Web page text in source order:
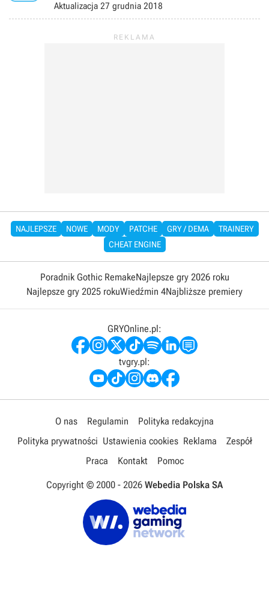
Aktualizacja 27 grudnia 2018
NAJLEPSZE NOWE MODY PATCHE GRY / DEMA
TRAINERY
CHEAT ENGINE
Poradnik Gothic RemakeNajlepsze gry 2026 roku
Najlepsze gry 2025 rokuWiedźmin 4Najbliższe premiery
GRYOnline.pl:
tvgry.pl:
O nas Regulamin
Polityka redakcyjna
Polityka prywatności Ustawienia cookies Reklama
Zespół
Praca
Kontakt Pomoc
Copyright © 2000 - 2026 Webedia Polska SA